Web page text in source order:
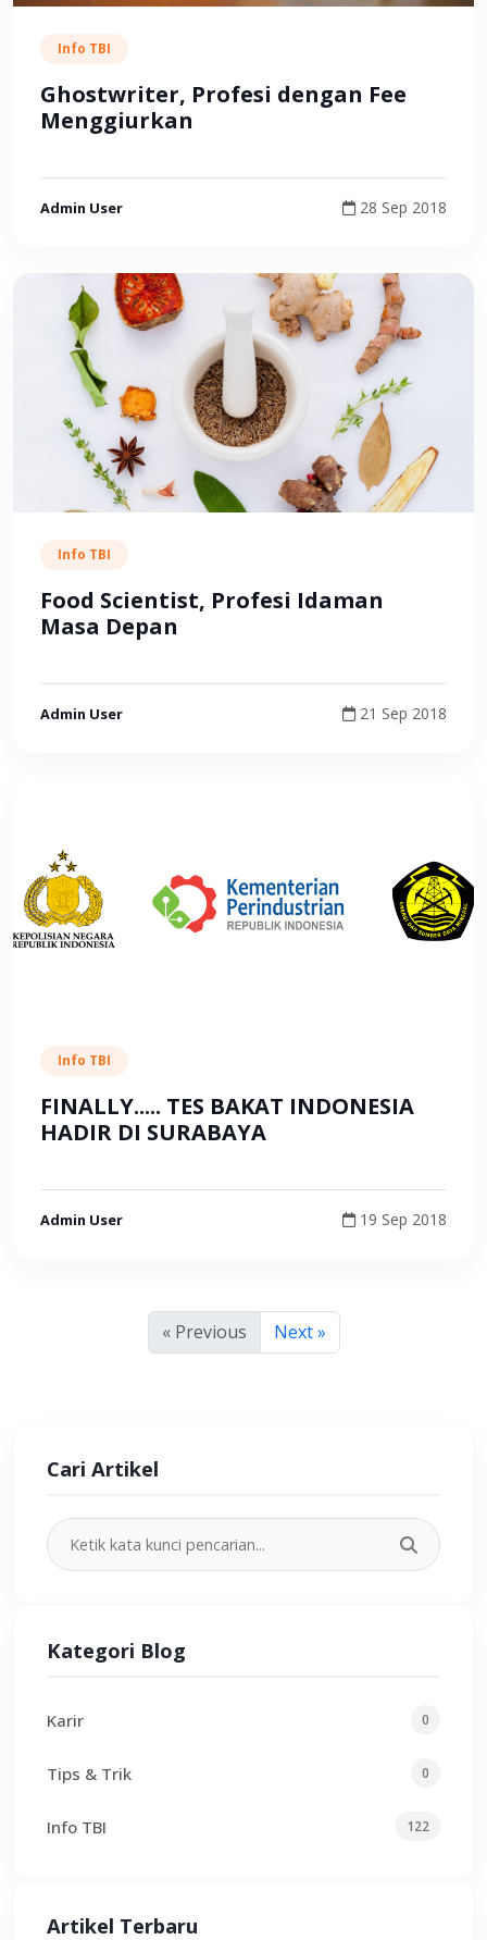
Info TBI
Ghostwriter, Profesi dengan Fee
Menggiurkan
Admin User 28 Sep 2018
Info TBI
Food Scientist, Profesi Idaman
Masa Depan
Admin User 21 Sep 2018
Info TBI
FINALLY..... TES BAKAT INDONESIA
HADIR DI SURABAYA
Admin User 19 Sep 2018
« Previous Next »
Cari Artikel
Kategori Blog
Karir 0
Tips & Trik 0
Info TBI 122
Artikel Terbaru